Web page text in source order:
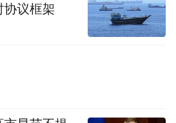
30米开外；有居民的房顶在
掀掉。截至目前，这场灾害
协议框架